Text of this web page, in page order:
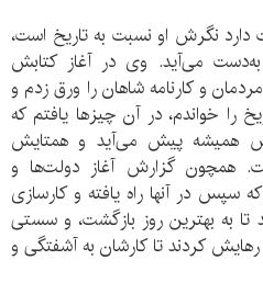
دارد نگرش او نسبت به تاریخ است،
می‌آید. وی در آغاز کتابش
و کارنامه شاهان را ورق زدم و
را خواندم، در آن چیزها یافتم که
همیشه پیش می‌آید و همتایش
همچون گزارش آغاز دولت‌ها و
سپس در آنها راه یافته و کارسازی
تا به بهترین روز بازگشت، و سستی
کردند تا کارشان به آشفتگی و